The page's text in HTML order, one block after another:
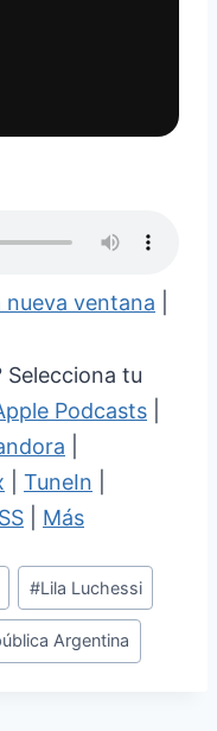
nueva ventana
Selecciona tu
Podcasts
TuneIn
Más
#Lila Luchessi
Argentina